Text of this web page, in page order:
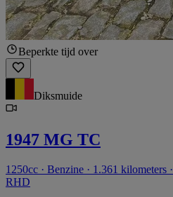
Beperkte tijd over
Diksmuide
1947 MG TC
1250cc · Benzine · 1.361 kilometers
RHD